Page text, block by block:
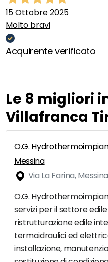
15 Ottobre 2025
Molto bravi
Acquirente verificato
Le 8 migliori
Villafranca
O.G.
Messina
Via La Farina, Messina
O.G.
servizi per il settore
ristrutturazione edile
termoidraulici ed
installazione,